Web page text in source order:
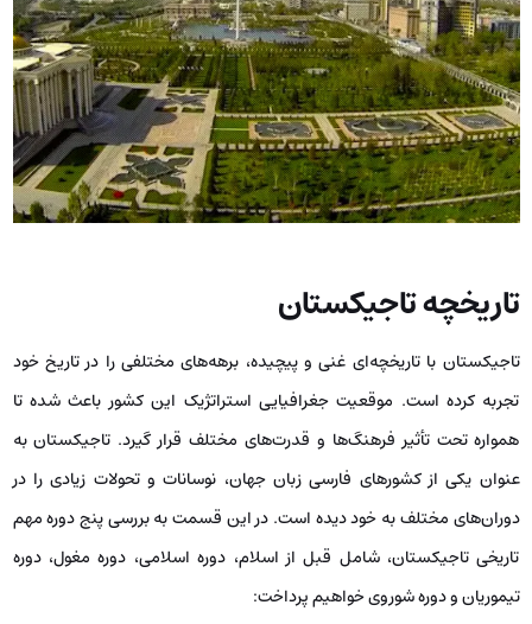
تاریخچه تاجیکستان
تاجیکستان با تاریخچه‌ای غنی و پیچیده، برهه‌های مختلفی را در تاریخ خود
تجربه کرده است. موقعیت جغرافیایی استراتژیک این کشور باعث شده تا
همواره تحت تأثیر فرهنگ‌ها و قدرت‌های مختلف قرار گیرد. تاجیکستان به
‌عنوان یکی از کشورهای فارسی ‌زبان جهان، نوسانات و تحولات زیادی را در
دوران‌های مختلف به خود دیده است. در این قسمت به بررسی پنج دوره مهم
تاریخی تاجیکستان، شامل قبل از اسلام، دوره اسلامی، دوره مغول، دوره
تیموریان و دوره شوروی خواهیم پرداخت: